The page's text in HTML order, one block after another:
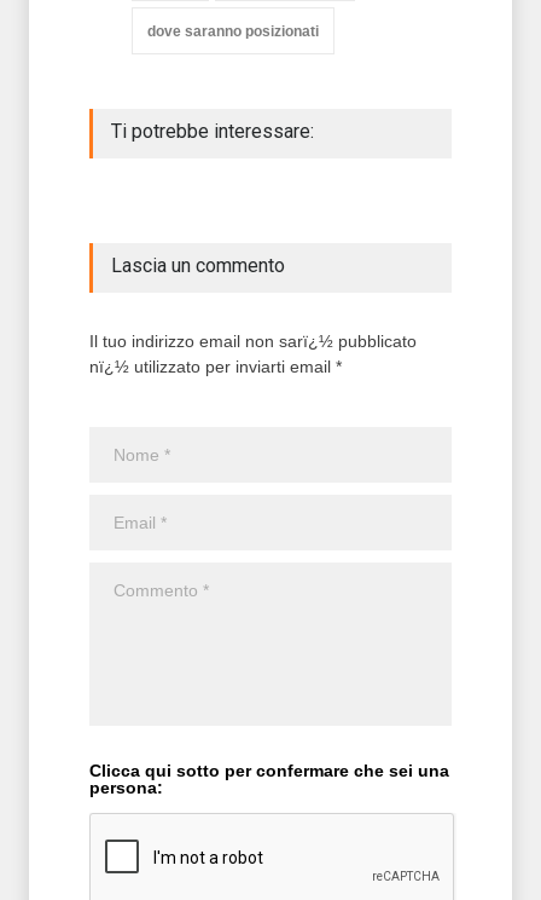
dove saranno posizionati
Ti potrebbe interessare:
Lascia un commento
Il tuo indirizzo email non sarï¿½ pubblicato
nï¿½ utilizzato per inviarti email *
Clicca qui sotto per confermare che sei una
persona: